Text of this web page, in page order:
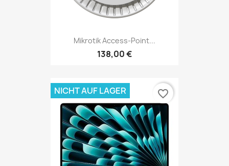
Mikrotik Access-Point...
138,00 €
NICHT AUF LAGER favorite_border